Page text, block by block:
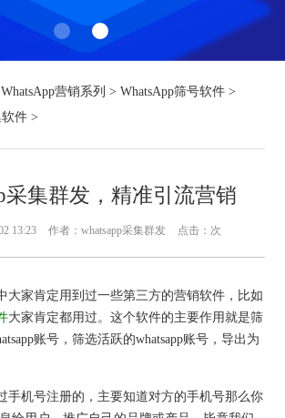
WhatsApp营销系列 >WhatsApp筛号软件 >
软件 >
采集群发，精准引流营销
13:23 作者：whatsapp采集群发 点击： 次
家肯定用到过一些第三方的营销软件，比如
大家肯定都用过。这个软件的主要作用就是筛
账号，筛选活跃的whatsapp账号，导出为
机号注册的，主要知道对方的手机号那么你